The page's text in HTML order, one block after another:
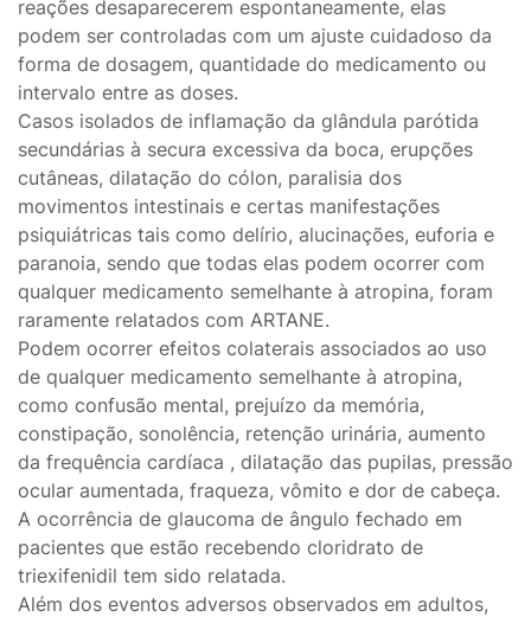
reações desaparecerem espontaneamente, elas
podem ser controladas com um ajuste cuidadoso da
forma de dosagem, quantidade do medicamento ou
intervalo entre as doses.
Casos isolados de inflamação da glândula parótida
secundárias à secura excessiva da boca, erupções
cutâneas, dilatação do cólon, paralisia dos
movimentos intestinais e certas manifestações
psiquiátricas tais como delírio, alucinações, euforia e
paranoia, sendo que todas elas podem ocorrer com
qualquer medicamento semelhante à atropina, foram
raramente relatados com ARTANE.
Podem ocorrer efeitos colaterais associados ao uso
de qualquer medicamento semelhante à atropina,
como confusão mental, prejuízo da memória,
constipação, sonolência, retenção urinária, aumento
da frequência cardíaca , dilatação das pupilas, pressão
ocular aumentada, fraqueza, vômito e dor de cabeça.
A ocorrência de glaucoma de ângulo fechado em
pacientes que estão recebendo cloridrato de
triexifenidil tem sido relatada.
Além dos eventos adversos observados em adultos,